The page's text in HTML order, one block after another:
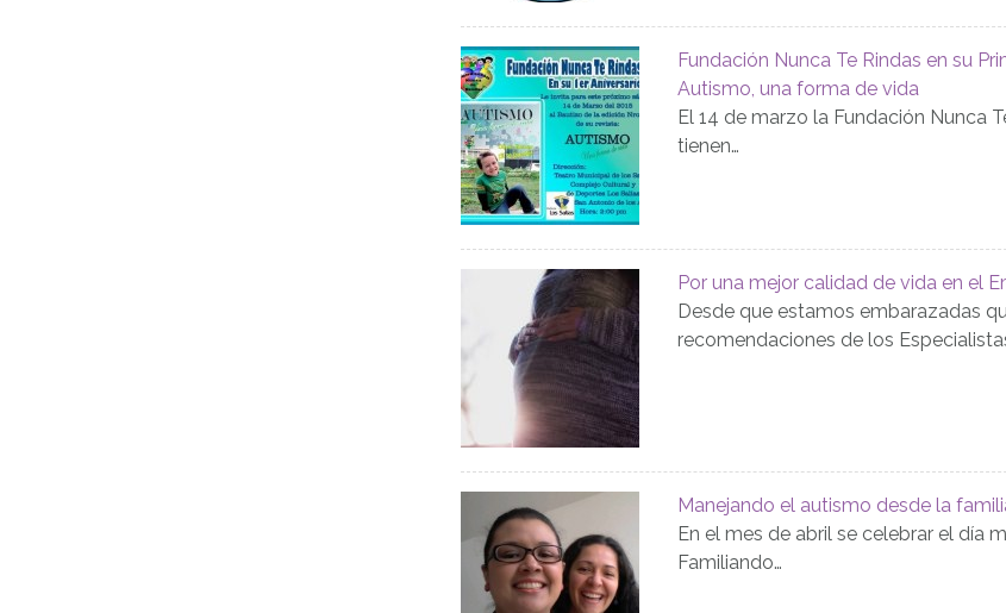
Fundación Nunca Te Rindas en su
Autismo, una forma de vida
El 14 de marzo la Fundación Nunca
tienen…
Por una mejor calidad de vida en el
Desde que estamos embarazadas
recomendaciones de los
Manejando el autismo desde la
En el mes de abril se celebrar el día
Familiando…